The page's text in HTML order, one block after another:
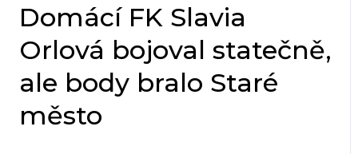
Domácí FK Slavia
Orlová bojoval statečně,
ale body bralo Staré
město